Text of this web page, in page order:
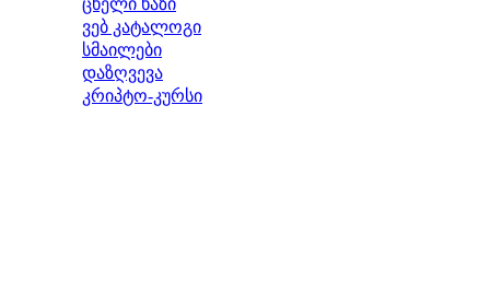
ცხელი ხაზი
ვებ კატალოგი
სმაილები
დაზღვევა
კრიპტო-კურსი